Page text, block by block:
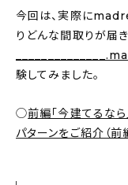
人気の記事
日用品
今回は、実際に
りどんな間取りが届
______________.ma
験してみました。
◯前編「今建てるな
パターンをご紹介（前